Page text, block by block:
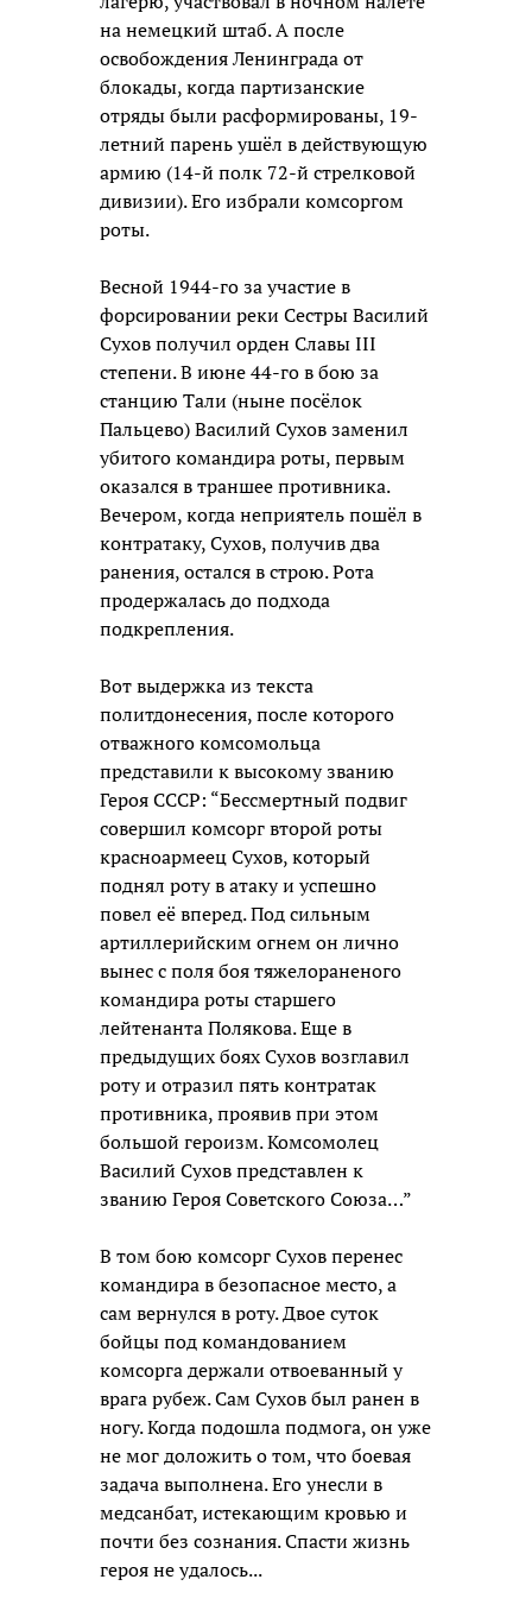
на немецкий штаб. А после
освобождения Ленинграда от
блокады, когда партизанские
отряды были расформированы, 19-
летний парень ушёл в действующую
армию (14-й полк 72-й стрелковой
дивизии). Его избрали комсоргом
роты.
Весной 1944-го за участие в
форсировании реки Сестры Василий
Сухов получил орден Славы III
степени. В июне 44-го в бою за
станцию Тали (ныне посёлок
Пальцево) Василий Сухов заменил
убитого командира роты, первым
оказался в траншее противника.
Вечером, когда неприятель пошёл в
контратаку, Сухов, получив два
ранения, остался в строю. Рота
продержалась до подхода
подкрепления.
Вот выдержка из текста
политдонесения, после которого
отважного комсомольца
представили к высокому званию
Героя СССР: “Бессмертный подвиг
совершил комсорг второй роты
красноармеец Сухов, который
поднял роту в атаку и успешно
повел её вперед. Под сильным
артиллерийским огнем он лично
вынес с поля боя тяжелораненого
командира роты старшего
лейтенанта Полякова. Еще в
предыдущих боях Сухов возглавил
роту и отразил пять контратак
противника, проявив при этом
большой героизм. Комсомолец
Василий Сухов представлен к
званию Героя Советского Союза…”
В том бою комсорг Сухов перенес
командира в безопасное место, а
сам вернулся в роту. Двое суток
бойцы под командованием
комсорга держали отвоеванный у
врага рубеж. Сам Сухов был ранен в
ногу. Когда подошла подмога, он уже
не мог доложить о том, что боевая
задача выполнена. Его унесли в
медсанбат, истекающим кровью и
почти без сознания. Спасти жизнь
героя не удалось...